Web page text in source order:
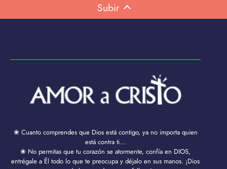
Subir
❀ Cuanto comprendes que Dios está contigo, ya no importa quien
está contra ti...
❀ No permitas que tu corazón se atormente, confía en DIOS,
entrégale a Él todo lo que te preocupa y déjalo en sus manos. ¡Dios